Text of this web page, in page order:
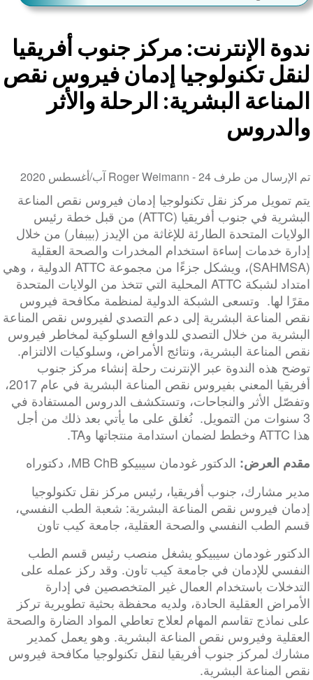
ندوة الإنترنت: مركز جنوب أفريقيا
لنقل تكنولوجيا إدمان فيروس نقص
المناعة البشرية: الرحلة والأثر
والدروس
تم الإرسال من طرف Roger Weimann - 24 آب/أغسطس 2020
يتم تمويل مركز نقل تكنولوجيا إدمان فيروس نقص المناعة
البشرية في جنوب أفريقيا (ATTC) من قبل خطة رئيس
الولايات المتحدة الطارئة للإغاثة من الإيدز (بيبفار) من خلال
إدارة خدمات إساءة استخدام المخدرات والصحة العقلية
(SAHMSA)، ويشكل جزءًا من مجموعة ATTC الدولية ، وهي
امتداد لشبكة ATTC المحلية التي تتخذ من الولايات المتحدة
مقرًا لها. وتسعى الشبكة الدولية لمنظمة مكافحة فيروس
نقص المناعة البشرية إلى دعم التصدي لفيروس نقص المناعة
البشرية من خلال التصدي للدوافع السلوكية لمخاطر فيروس
نقص المناعة البشرية، ونتائج الأمراض، وسلوكيات الالتزام.
توضح هذه الندوة عبر الإنترنت رحلة إنشاء مركز جنوب
أفريقيا المعني بفيروس نقص المناعة البشرية في عام 2017،
وتفصّل الأثر والنجاحات، وتستكشف الدروس المستفادة في
3 سنوات من التمويل. نُغلق على ما يأتي بعد ذلك من أجل
هذا ATTC وخطط لضمان استدامة منتجاتها وTA.
مقدم العرض: الدكتور غودمان سيبيكو MB ChB، دكتوراه
مدير مشارك، جنوب أفريقيا، رئيس مركز نقل تكنولوجيا
إدمان فيروس نقص المناعة البشرية: شعبة الطب النفسي،
قسم الطب النفسي والصحة العقلية، جامعة كيب تاون
الدكتور غودمان سيبيكو يشغل منصب رئيس قسم الطب
النفسي للإدمان في جامعة كيب تاون. وقد ركز عمله على
التدخلات باستخدام العمال غير المتخصصين في إدارة
الأمراض العقلية الحادة، ولديه محفظة بحثية تطويرية تركز
على نماذج تقاسم المهام لعلاج تعاطي المواد الضارة والصحة
العقلية وفيروس نقص المناعة البشرية. وهو يعمل كمدير
مشارك لمركز جنوب أفريقيا لنقل تكنولوجيا مكافحة فيروس
نقص المناعة البشرية.